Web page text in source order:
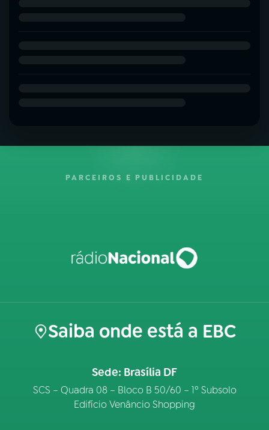
PARCEIROS E PUBLICIDADE
Saiba onde está a EBC
Sede: Brasília DF
SCS – Quadra 08 – Bloco B 50/60 – 1º Subsolo
Edifício Venâncio Shopping